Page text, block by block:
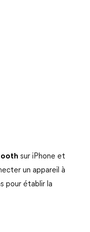
sur iPhone et
un appareil à
pour établir la